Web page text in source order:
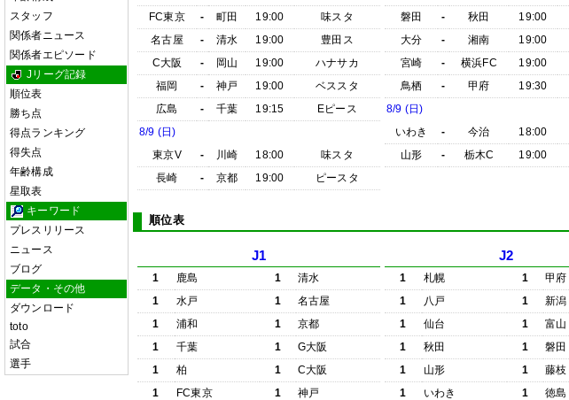
スタッフ
関係者ニュース
関係者エピソード
Jリーグ記録
順位表
勝ち点
得点ランキング
得失点
年齢構成
星取表
キーワード
プレスリリース
ニュース
ブログ
データ・その他
ダウンロード
toto
試合
選手
FC東京
- 町田 19:00
味スタ
名古屋
- 清水 19:00
豊田ス
C大阪
- 岡山 19:00
ハナサカ
福岡
- 神戸 19:00
ベススタ
広島
- 千葉 19:15
Eピース
8/9 (日)
東京V
- 川崎 18:00
味スタ
長崎
- 京都 19:00 ピースタ
磐田
- 秋田 19:00
大分
- 湘南 19:00
宮崎
- 横浜FC 19:00
鳥栖
- 甲府 19:30
8/9 (日)
いわき
- 今治 18:00
山形
- 栃木C 19:00
順位表
J1
1 鹿島 1
清水
1
水戸 1
名古屋
1
浦和 1
京都
1
千葉 1
G大阪
1
柏 1
C大阪
1
FC東京 1
神戸
J2
1 札幌 1
甲府
1
八戸 1
新潟
1
仙台 1
富山
1
秋田 1
磐田
1
山形 1
藤枝
1
いわき 1
徳島